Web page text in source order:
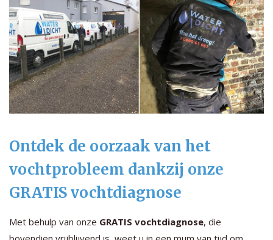
Ontdek de oorzaak van het
vochtprobleem dankzij onze
GRATIS vochtdiagnose
Met behulp van onze GRATIS vochtdiagnose, die